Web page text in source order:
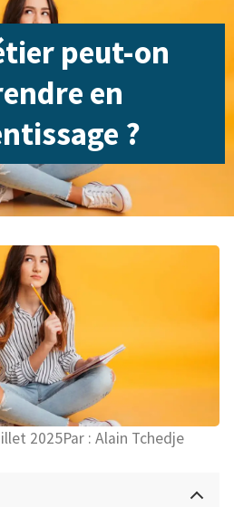
peut-on
en
?
2025Par : Alain Tchedje